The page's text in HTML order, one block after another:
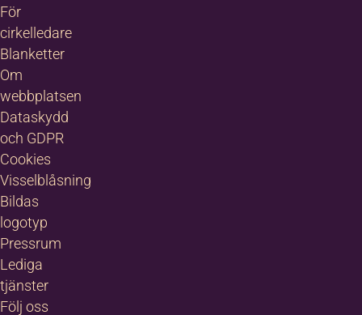
För
cirkelledare
Blanketter
Om
webbplatsen
Dataskydd
och GDPR
Cookies
Visselblåsning
Bildas
logotyp
Pressrum
Lediga
tjänster
Följ oss